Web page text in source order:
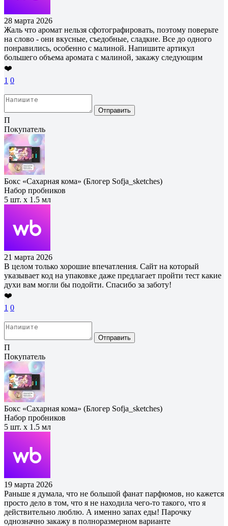
28 марта 2026
Жаль что аромат нельзя сфотографировать, поэтому поверьте
на слово - они вкусные, съедобные, сладкие. Все до одного
понравились, особенно с малиной. Напишите артикул
большего объема аромата с малиной, закажу следующим
❤️
1 0
Отправить
П
Покупатель
Бокс «Сахарная кома» (Блогер Sofja_sketches)
Набор пробников
5 шт. х 1.5 мл
21 марта 2026
В целом только хорошие впечатления. Сайт на который
указывает код на упаковке даже предлагает пройти тест какие
духи вам могли бы подойти. Спасибо за заботу!
❤️
1 0
Отправить
П
Покупатель
Бокс «Сахарная кома» (Блогер Sofja_sketches)
Набор пробников
5 шт. х 1.5 мл
19 марта 2026
Раньше я думала, что не большой фанат парфюмов, но кажется
просто дело в том, что я не находила чего-то такого, что я
действительно люблю. А именно запах еды! Парочку
однозначно закажу в полноразмерном варианте